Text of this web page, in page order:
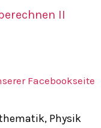
II
Facebookseite
Physik